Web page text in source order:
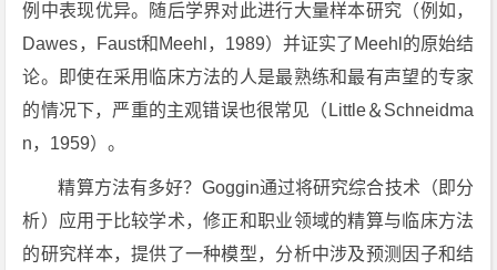
例中表现优异。随后学界对此进行大量样本研究（例如，
Dawes，Faust和Meehl，1989）并证实了Meehl的原始结
论。即使在采用临床方法的人是最熟练和最有声望的专家
的情况下，严重的主观错误也很常见（Little＆Schneidma
n，1959）。
精算方法有多好？Goggin通过将研究综合技术（即分
析）应用于比较学术，修正和职业领域的精算与临床方法
的研究样本，提供了一种模型，分析中涉及预测因子和结